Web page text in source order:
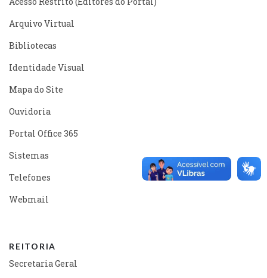
Arquivo Virtual
Bibliotecas
Identidade Visual
Mapa do Site
Ouvidoria
Portal Office 365
Sistemas
Telefones
Webmail
REITORIA
Secretaria Geral